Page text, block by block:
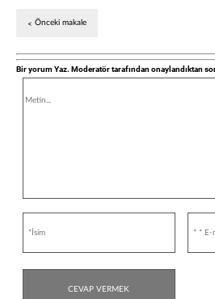
Önceki makale
Bir yorum Yaz. Moderatör tarafından onaylandıktan